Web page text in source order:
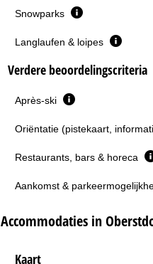
Snowparks
Langlaufen & loipes
Verdere beoordelingscriteria
Après-ski
Oriëntatie (pistekaart,
Restaurants, bars & horeca
Aankomst &
Accommodaties in
Kaart